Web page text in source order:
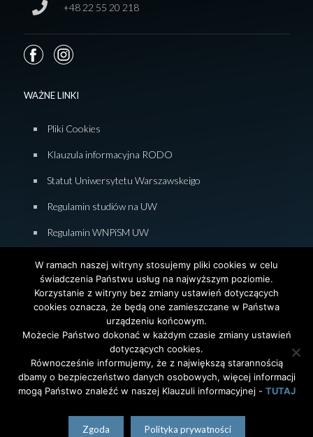
+48 22 55 20 218
WAŻNE LINKI
Pliki Cookies
Klauzula informacyjna RODO
Statut Uniwersytetu Warszawskeigo
Regulamin studiów na UW
Regulamin WNPiSM UW
Deklaracja dostępności WNPiSM
© 2026 Wydział Nauk Politycznych i Studiów
Międzynarodowych. Uniwersytet Warszawski. All Rights
Reserved. Projekt i realizacja stronyAgencjaInterAktywni
W ramach naszej witryny stosujemy pliki cookies w celu
świadczenia Państwu usług na najwyższym poziomie.
Korzystanie z witryny bez zmiany ustawień dotyczących
cookies oznacza, że będą one zamieszczane w Państwa
urządzeniu końcowym.
Możecie Państwo dokonać w każdym czasie zmiany ustawień
dotyczących cookies.
Równocześnie informujemy, że z największą starannością
dbamy o bezpieczeństwo danych osobowych, więcej informacji
mogą Państwo znaleźć w naszej Klauzuli informacyjnej - TUTAJ
Zgoda Polityka prywatności